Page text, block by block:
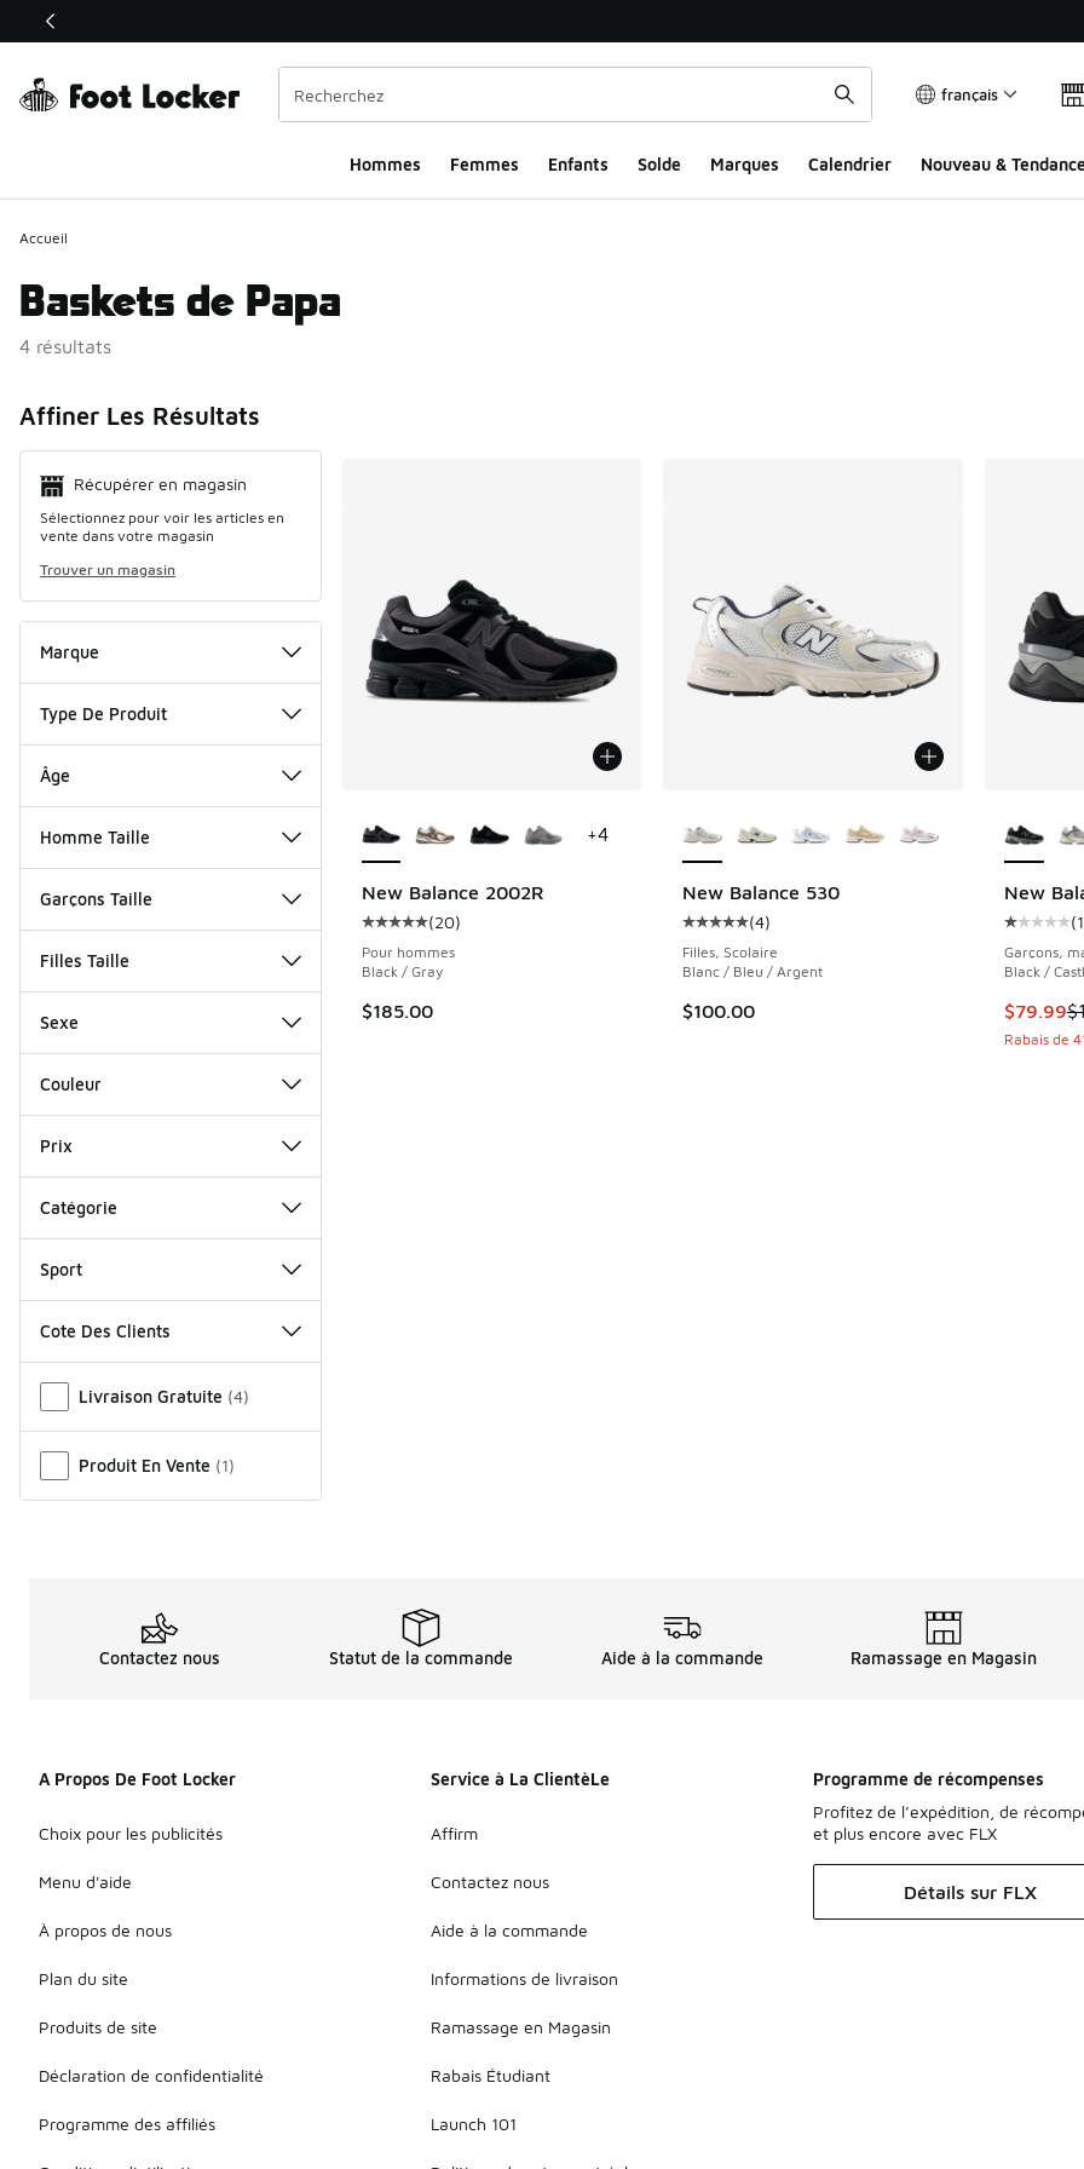
Ce lien s’ouvrira dans une nouvelle fenêtre
français
Hommes Femmes Enfants Solde Marques Calendrier Nouveau &
Accueil
Baskets de Papa
4 résultats
Affiner Les Résultats
Récupérer en magasin
Sélectionnez pour voir les articles en
vente dans votre magasin
Trouver un magasin
Marque
Type De Produit
Âge
Homme Taille
Garçons Taille
Filles Taille
Sexe
Couleur
Prix
Catégorie
Sport
Cote Des Clients
Livraison Gratuite (4)
Produit En Vente (1)
New Balance 2002R
Cote moyenne du client - [5 sur 5 étoiles], 20 commentaires
(20)
Pour hommes
Black / Gray
$185.00
+4
New Balance 530
Cote moyenne du client - [5 sur 5 étoiles], 4
(4)
Filles, Scolaire
Blanc / Bleu / Argent
$100.00
New
Cote
(1
Garçons,
Black /
Cet
$79.99
Rabais de
Contactez nous Statut de la commande Aide à la commande Ramassage en Magasin
A Propos De Foot Locker
Choix pour les publicités
Menu d'aide
À propos de nous
Plan du site
Produits de site
Déclaration de confidentialité
Programme des affiliés
Service à La ClientèLe
Affirm
Contactez nous
Aide à la commande
Informations de livraison
Ramassage en Magasin
Rabais Étudiant
Launch 101
Programme de récompenses
Profitez de l’expédition, de
et plus encore avec FLX
Détails sur FLX